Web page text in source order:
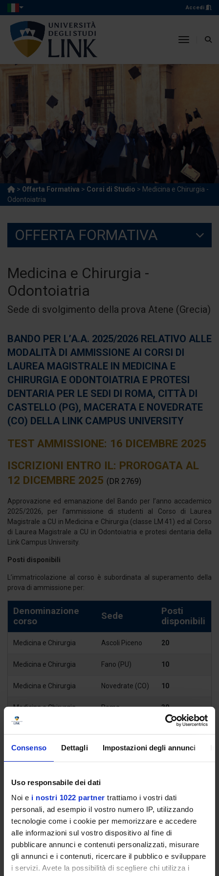
Consenso Dettagli Impostazioni degli annunci
Uso responsabile dei dati
Noi e i nostri 1022 partner trattiamo i vostri dati
personali, ad esempio il vostro numero IP, utilizzando
tecnologie come i cookie per memorizzare e accedere
alle informazioni sul vostro dispositivo al fine di
pubblicare annunci e contenuti personalizzati, misurare
gli annunci e i contenuti, ricercare il pubblico e sviluppare
i servizi. Avete la possibilità di scegliere chi utilizza i
Accedi
toggle
> Offerta Formativa > Corsi di Studio > Medicina e Chirurgia -
Odontoiatria
OFFERTA FORMATIVA
Medicina e Chirurgia -
Odontoiatria
Sede di svolgimento della prova Atene (Grecia)
BANDO PER L’A.A. 2025/2026 RELATIVO ALLE
MODALITÀ DI AMMISSIONE AI CORSI DI
LAUREA MAGISTRALE IN MEDICINA E
CHIRURGIA E ODONTOIATRIA E PROTESI
DENTARIA PER LE SEDI DI ROMA, CITTÀ DI
CASTELLO (PG), MACERATA E NOVEDRATE
(CO) DELLA LINK CAMPUS UNIVERSITY
TEST AMMISSIONE: 16 DICEMBRE 2025
ISCRIZIONI ENTRO IL: PROROGATA AL
12 DICEMBRE 2025 (DR 2769)
Approvazione ed emanazione del Bando per l’anno accademico
2025/2026, per l’ammissione di studenti al Corso di Laurea
Magistrale a CU in Medicina e Chirurgia (classe LM 41) ed al Corso
di Laurea Magistrale a CU in Odontoiatria e protesi dentaria della
Link Campus University.
Posti disponibili
L’immatricolazione al corso è subordinata al superamento della
prova di ammissione per:
Denominazione
corso
Sede
Posti
disponibili
Medicina e Chirurgia Ascoli Piceno 20
Medicina e Chirurgia Fano (PU) 10
Medicina e Chirurgia Novedrate (CO) 10
Medicina e Chirurgia Roma 30
10
Odontoiatria e protesi
dentaria
Roma 10
SCARICA IL BANDO
SCARICA IL DR PROROGA ISCRIZIONE AL 12